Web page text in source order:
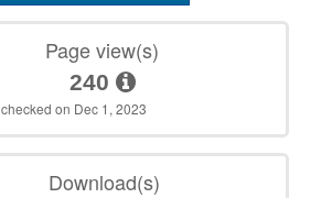
Page view(s)
240
checked on Dec 1, 2023
Download(s)